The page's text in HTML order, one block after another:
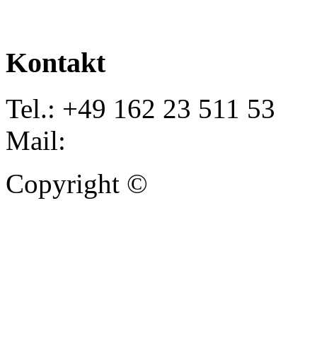
Kontakt
Tel.: +49 162 23 511 53
Mail:
Copyright ©